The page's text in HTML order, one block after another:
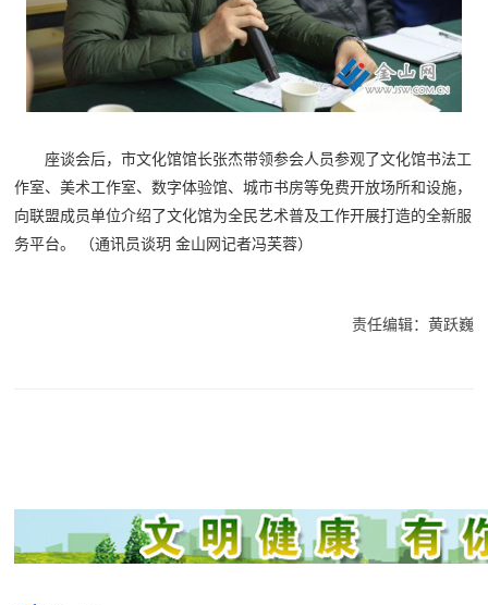
座谈会后，市文化馆馆长张杰带领参会人员参观了文化馆书法工
作室、美术工作室、数字体验馆、城市书房等免费开放场所和设施，
向联盟成员单位介绍了文化馆为全民艺术普及工作开展打造的全新服
务平台。
（通讯员谈玥 金山网记者冯芙蓉）
责任编辑：黄跃巍